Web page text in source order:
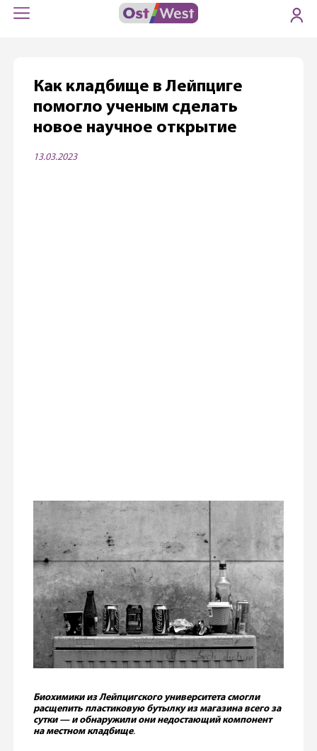
Как кладбище в Лейпциге
помогло ученым сделать
новое научное открытие
13.03.2023
Биохимики из Лейпцигского университета смогли
расщепить пластиковую бутылку из магазина всего за
сутки — и обнаружили они недостающий компонент
на местном кладбище.